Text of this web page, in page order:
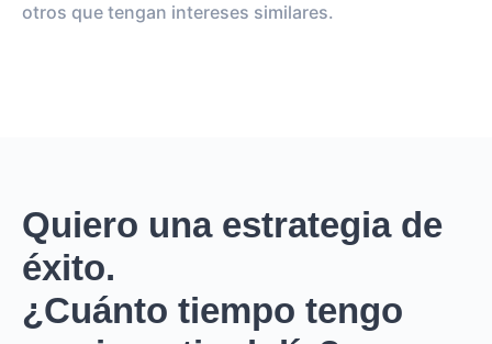
otros que tengan intereses similares.
Quiero una estrategia de
éxito.
¿Cuánto tiempo tengo